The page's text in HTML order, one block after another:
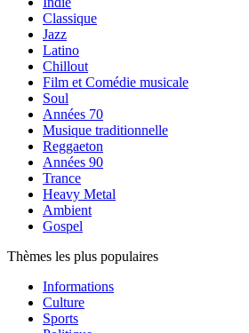
Classique
Jazz
Latino
Chillout
Film et Comédie musicale
Soul
Années 70
Musique traditionnelle
Reggaeton
Années 90
Trance
Heavy Metal
Ambient
Gospel
Thèmes les plus populaires
Informations
Culture
Sports